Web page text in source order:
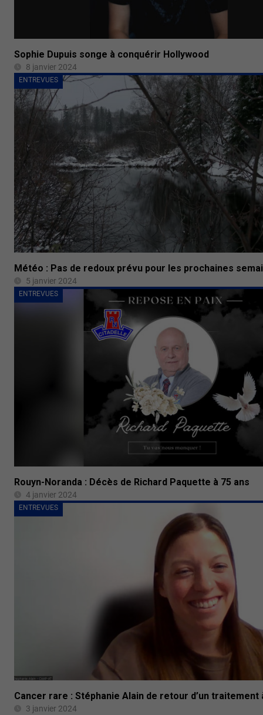
Sophie Dupuis songe à conquérir Hollywood
8 janvier 2024
ENTREVUES
Météo : Pas de redoux prévu pour les prochaines
5 janvier 2024
ENTREVUES
Rouyn-Noranda : Décès de Richard Paquette à 75 ans
4 janvier 2024
ENTREVUES
Cancer rare : Stéphanie Alain de retour d’un traitement
3 janvier 2024